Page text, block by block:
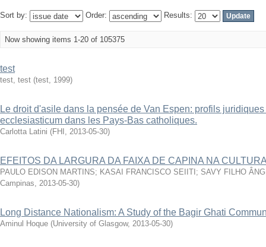
Sort by: Order: Results:
Now showing items 1-20 of 105375
test
test, test (test, 1999)
Le droit d'asile dans la pensée de Van Espen: profils
ecclesiasticum dans les Pays-Bas catholiques.
Carlotta Latini (FHI , 2013-05-30)
EFEITOS DA LARGURA DA FAIXA DE CAPINA NA
PAULO EDISON MARTINS; KASAI FRANCISCO SEIITI; SAVY FILHO
Campinas, 2013-05-30)
Long Distance Nationalism: A Study of the Bagir Ghati
Aminul Hoque (University of Glasgow, 2013-05-30)